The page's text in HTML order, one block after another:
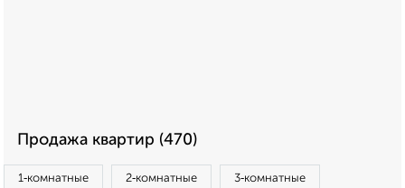
Продажа квартир (470)
1‑комнатные 2‑комнатные 3‑комнатные